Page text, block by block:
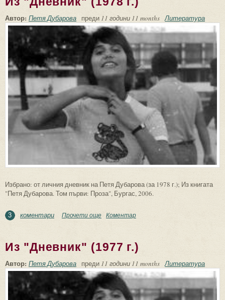
Автор: Петя Дубарова преди 11 години 11 months Литература
Избрано: от личния дневник на Петя Дубарова (за 1978 г.); Из книгата
"Петя Дубарова. Том първи: Проза", Бургас, 2006.
3 коментари Прочети още about Из "Дневник" (1978 г.)
Коментар
Из "Дневник" (1977 г.)
Автор: Петя Дубарова преди 11 години 11 months Литература